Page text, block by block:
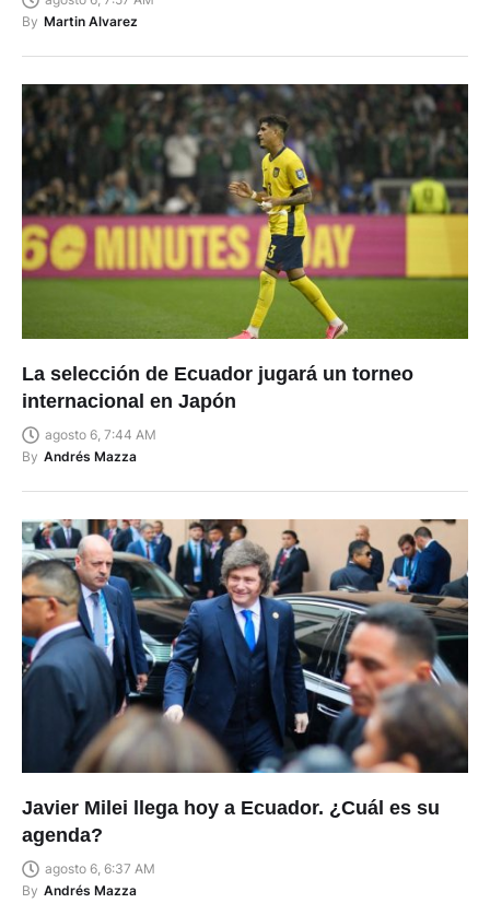
By Martin Alvarez
La selección de Ecuador jugará un torneo
internacional en Japón
agosto 6, 7:44 AM
By Andrés Mazza
Javier Milei llega hoy a Ecuador. ¿Cuál es su
agenda?
agosto 6, 6:37 AM
By Andrés Mazza